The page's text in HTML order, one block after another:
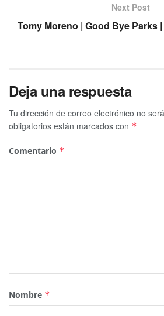
Next Post
Tomy Moreno | Good Bye Parks
Deja una respuesta
Tu dirección de correo electrónico no
obligatorios están marcados con *
Comentario *
Nombre *